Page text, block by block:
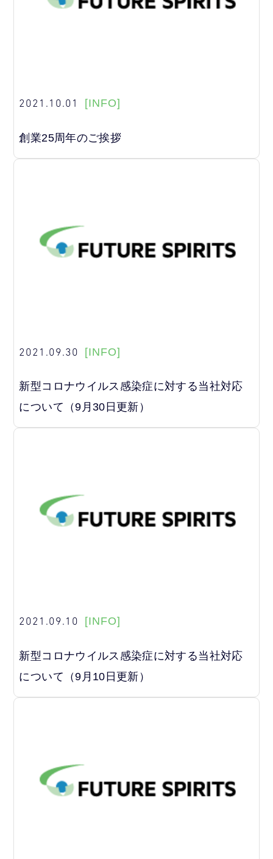
2021.10.01 [INFO]
創業25周年のご挨拶
2021.09.30 [INFO]
新型コロナウイルス感染症に対する当社対応
について（9月30日更新）
2021.09.10 [INFO]
新型コロナウイルス感染症に対する当社対応
について（9月10日更新）